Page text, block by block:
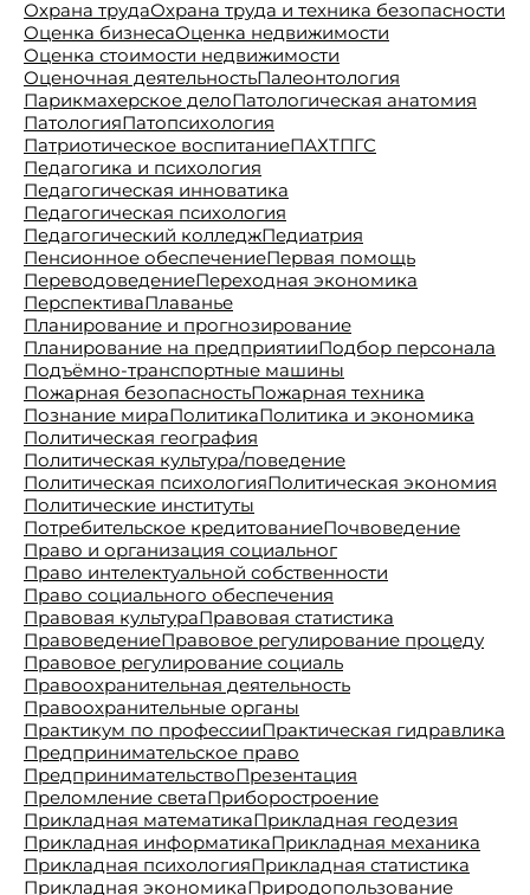
Охрана трудаОхрана труда и техника безопасности
Оценка бизнесаОценка недвижимости
Оценка стоимости недвижимости
Оценочная деятельностьПалеонтология
Парикмахерское делоПатологическая анатомия
ПатологияПатопсихология
Патриотическое воспитаниеПАХТПГС
Педагогика и психология
Педагогическая инноватика
Педагогическая психология
Педагогический колледжПедиатрия
Пенсионное обеспечениеПервая помощь
ПереводоведениеПереходная экономика
ПерспективаПлаванье
Планирование и прогнозирование
Планирование на предприятииПодбор персонала
Подъёмно-транспортные машины
Пожарная безопасностьПожарная техника
Познание мираПолитикаПолитика и экономика
Политическая география
Политическая культура/поведение
Политическая психологияПолитическая экономия
Политические институты
Потребительское кредитованиеПочвоведение
Право и организация социальног
Право интелектуальной собственности
Право социального обеспечения
Правовая культураПравовая статистика
ПравоведениеПравовое регулирование процеду
Правовое регулирование социаль
Правоохранительная деятельность
Правоохранительные органы
Практикум по профессииПрактическая гидравлика
Предпринимательское право
ПредпринимательствоПрезентация
Преломление светаПриборостроение
Прикладная математикаПрикладная геодезия
Прикладная информатикаПрикладная механика
Прикладная психологияПрикладная статистика
Прикладная экономикаПриродопользование